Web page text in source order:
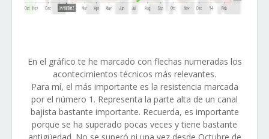
En el gráfico te he marcado con flechas numeradas los
acontecimientos técnicos más relevantes.
Para mí, el más importante es la resistencia marcada
por el número 1. Representa la parte alta de un canal
bajista bastante importante. Recuerda, es importante
porque se ha superado pocas veces y tiene bastante